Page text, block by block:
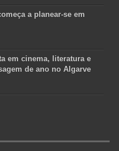
a planear-se em
em cinema, literatura e
de ano no Algarve